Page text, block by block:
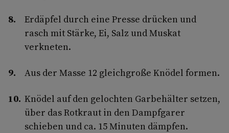
Erdäpfel durch eine Presse drücken und
rasch mit Stärke, Ei, Salz und Muskat
verkneten.
Aus der Masse 12 gleichgroße Knödel formen.
Knödel auf den gelochten Garbehälter setzen,
über das Rotkraut in den Dampfgarer
schieben und ca. 15 Minuten dämpfen.